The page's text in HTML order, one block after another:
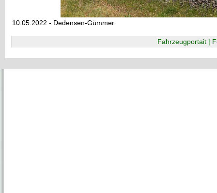
10.05.2022 - Dedensen-Gümmer
Fahrzeugportait |